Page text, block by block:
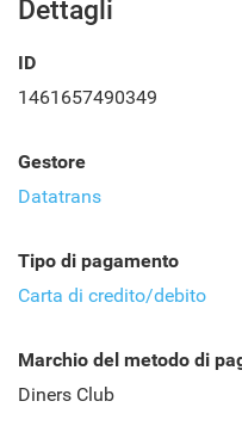
Dettagli
ID
1461657490349
Gestore
Datatrans
Tipo di pagamento
Carta di credito/debito
Marchio del metodo di
Diners Club